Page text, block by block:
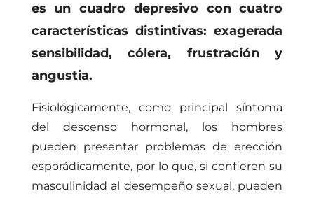
es un cuadro depresivo con cuatro
características distintivas: exagerada
sensibilidad, cólera, frustración y
angustia.
Fisiológicamente, como principal síntoma
del descenso hormonal, los hombres
pueden presentar problemas de erección
esporádicamente, por lo que, si confieren su
masculinidad al desempeño sexual, pueden